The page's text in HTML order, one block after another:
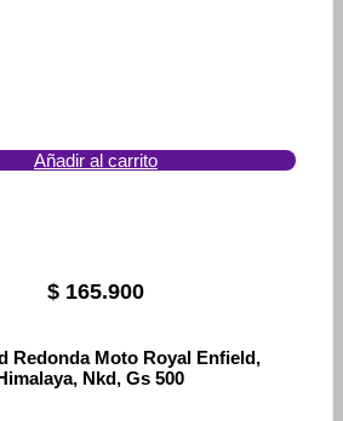
Añadir al carrito
$ 165.900
Redonda Moto Royal Enfield,
Nkd, Gs 500